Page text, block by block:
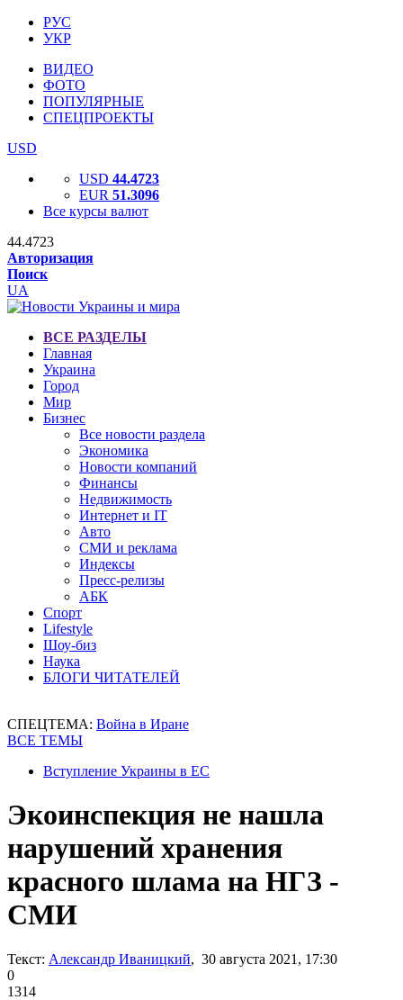
РУС
УКР
ВИДЕО
ФОТО
ПОПУЛЯРНЫЕ
СПЕЦПРОЕКТЫ
USD
USD 44.4723
EUR 51.3096
Все курсы валют
44.4723
Авторизация
Поиск
UA
ВСЕ РАЗДЕЛЫ
Главная
Украина
Город
Мир
Бизнес
Все новости раздела
Экономика
Новости компаний
Финансы
Недвижимость
Интернет и IT
Авто
СМИ и реклама
Индексы
Пресс-релизы
АБК
Спорт
Lifestyle
Шоу-биз
Наука
БЛОГИ ЧИТАТЕЛЕЙ
СПЕЦТЕМА: Война в Иране
ВСЕ ТЕМЫ
Вступление Украины в ЕС
Экоинспекция не нашла
нарушений хранения
красного шлама на НГЗ -
СМИ
Текст: Александр Иваницкий, 30 августа 2021, 17:30
0
1314